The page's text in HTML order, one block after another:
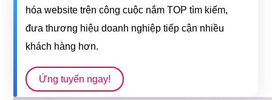
hóa website trên công cuộc nắm TOP tìm kiếm,
đưa thương hiệu doanh nghiệp tiếp cận nhiều
khách hàng hơn.
Ứng tuyển ngay!